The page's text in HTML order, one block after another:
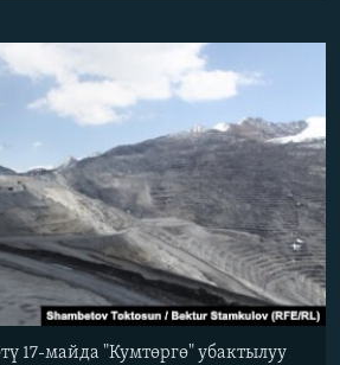
17-майда "Кумтөргө" убактылуу